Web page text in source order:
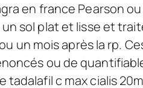
en france Pearson
sol plat et lisse et
un mois après la rp.
ou de
c max cialis